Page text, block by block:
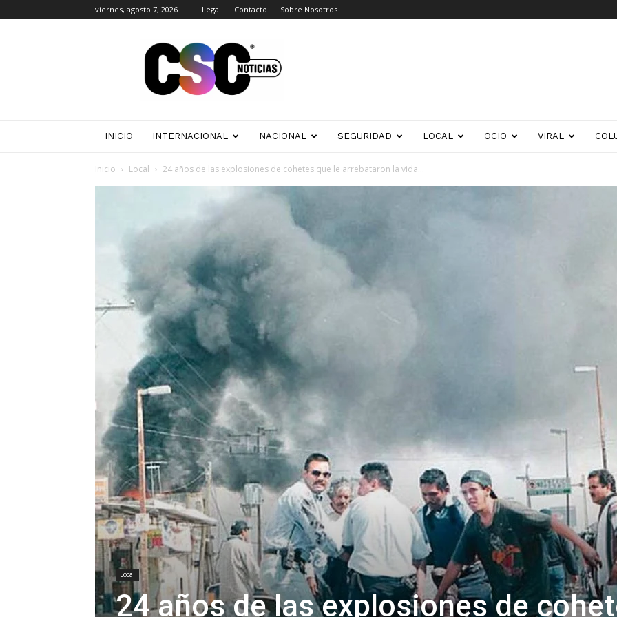
viernes, agosto 7, 2026 Legal Contacto Sobre Nosotros
Noticias
INICIO INTERNACIONAL NACIONAL SEGURIDAD LOCAL OCIO VIRAL
Inicio Local 24 años de las explosiones de cohetes que le arrebataron la vida...
Local
24 años de las explosiones de